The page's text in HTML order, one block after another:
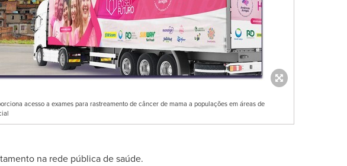
acesso a exames para rastreamento de câncer de mama a populações em áreas de
na rede pública de saúde.